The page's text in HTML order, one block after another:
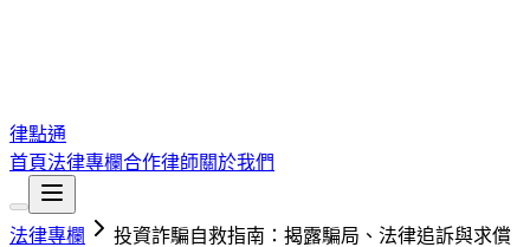
律點通
首頁法律專欄合作律師關於我們
法律專欄
投資詐騙自救指南：揭露騙局、法律追訴與求償